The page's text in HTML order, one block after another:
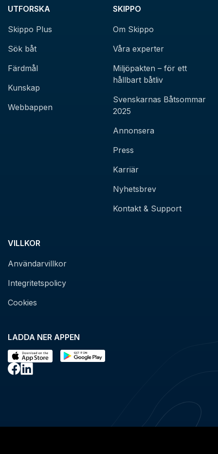
LADDA NER APPEN
UTFORSKA
Skippo Plus
Sök båt
Färdmål
Kunskap
Webbappen
SKIPPO
Om Skippo
Våra experter
Miljöpakten – för ett
hållbart båtliv
Svenskarnas Båtsommar
2025
Annonsera
Press
Karriär
Nyhetsbrev
Kontakt & Support
VILLKOR
Användarvillkor
Integritetspolicy
Cookies